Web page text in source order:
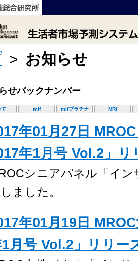
> お知らせ
せバックナンバー
て mif mifプラチナ MRI
年01月27日
年1月号 Vol.2」
シニアパネル「イ
ました。
年01月19日
月号 Vol.2」リリー